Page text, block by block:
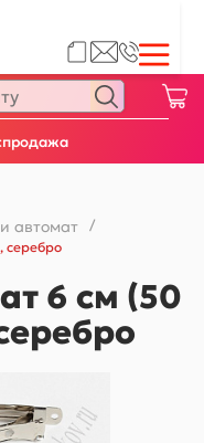
автомат
/
серебро
6 см (50